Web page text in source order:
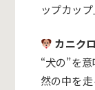
ップカッ
カニク
“犬の”を
然の中を走